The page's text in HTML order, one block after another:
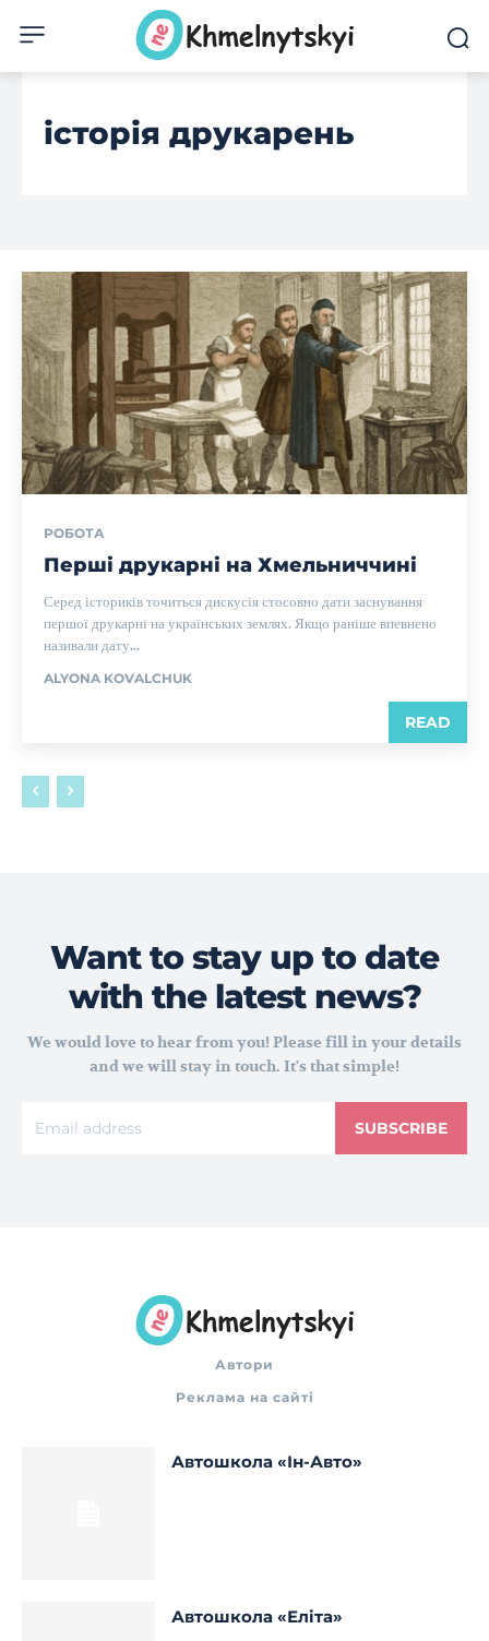
історія друкарень
РОБОТА
Перші друкарні на Хмельниччині
Серед істориків точиться дискусія стосовно дати заснування
першої друкарні на українських землях. Якщо раніше впевнено
називали дату...
ALYONA KOVALCHUK
READ
Want to stay up to date
with the latest news?
We would love to hear from you! Please fill in your details
and we will stay in touch. It's that simple!
SUBSCRIBE
Автори
Реклама на сайті
Автошкола «Ін-Авто»
Автошкола «Еліта»